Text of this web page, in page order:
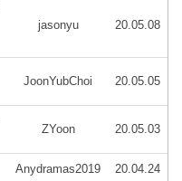
jasonyu 20.05.08
JoonYubChoi 20.05.05
ZYoon 20.05.03
Anydramas2019 20.04.24